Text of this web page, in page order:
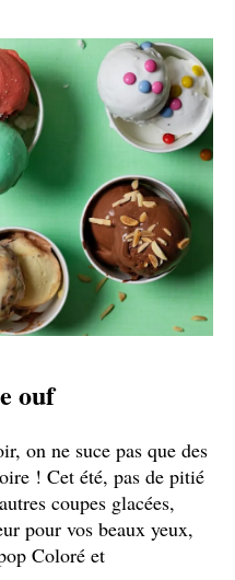
ouf
on ne suce pas que des
! Cet été, pas de pitié
coupes glacées,
pour vos beaux yeux,
Coloré et